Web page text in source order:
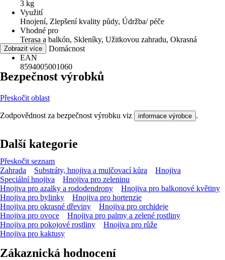
3 kg
Využití
Hnojení, Zlepšení kvality půdy, Údržba/ péče
Vhodné pro
Terasa a balkón, Skleníky, Užitkovou zahradu, Okrasná
zahrada, Domácnost
EAN
8594005001060
Zobrazit více
Bezpečnost výrobků
Přeskočit oblast
Zodpovědnost za bezpečnost výrobku viz informace výrobce .
Další kategorie
Přeskočit seznam
Zahrada
Substráty, hnojiva a mulčovací kůra
Hnojiva
Speciální hnojiva
Hnojiva pro zeleninu
Hnojiva pro azalky a rododendrony
Hnojiva pro balkonové květiny
Hnojiva pro bylinky
Hnojiva pro hortenzie
Hnojiva pro okrasné dřeviny
Hnojiva pro orchideje
Hnojiva pro ovoce
Hnojiva pro palmy a zelené rostliny
Hnojiva pro pokojové rostliny
Hnojiva pro růže
Hnojiva pro kaktusy
Zákaznická hodnocení